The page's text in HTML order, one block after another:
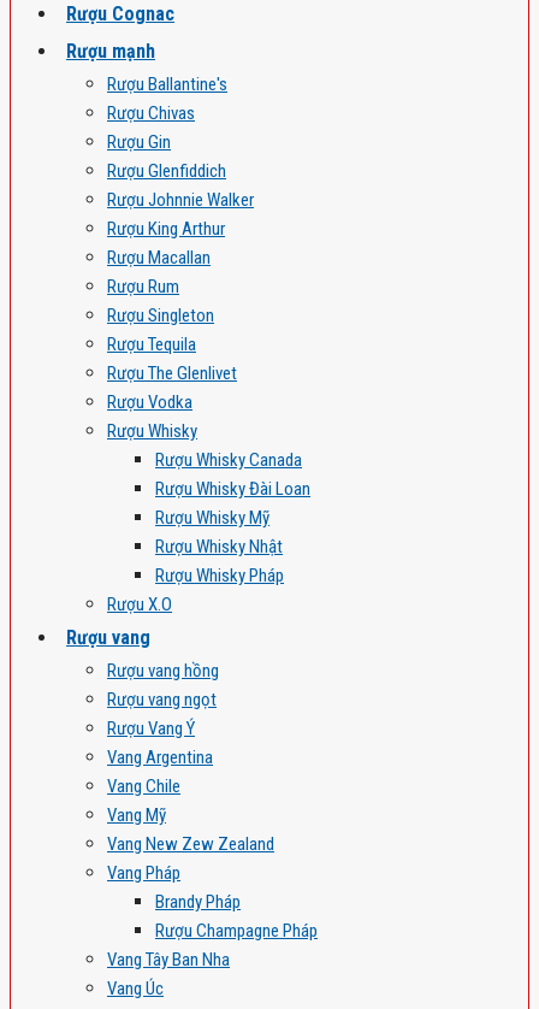
Rượu Cognac
Rượu mạnh
Rượu Ballantine's
Rượu Chivas
Rượu Gin
Rượu Glenfiddich
Rượu Johnnie Walker
Rượu King Arthur
Rượu Macallan
Rượu Rum
Rượu Singleton
Rượu Tequila
Rượu The Glenlivet
Rượu Vodka
Rượu Whisky
Rượu Whisky Canada
Rượu Whisky Đài Loan
Rượu Whisky Mỹ
Rượu Whisky Nhật
Rượu Whisky Pháp
Rượu X.O
Rượu vang
Rượu vang hồng
Rượu vang ngọt
Rượu Vang Ý
Vang Argentina
Vang Chile
Vang Mỹ
Vang New Zew Zealand
Vang Pháp
Brandy Pháp
Rượu Champagne Pháp
Vang Tây Ban Nha
Vang Úc